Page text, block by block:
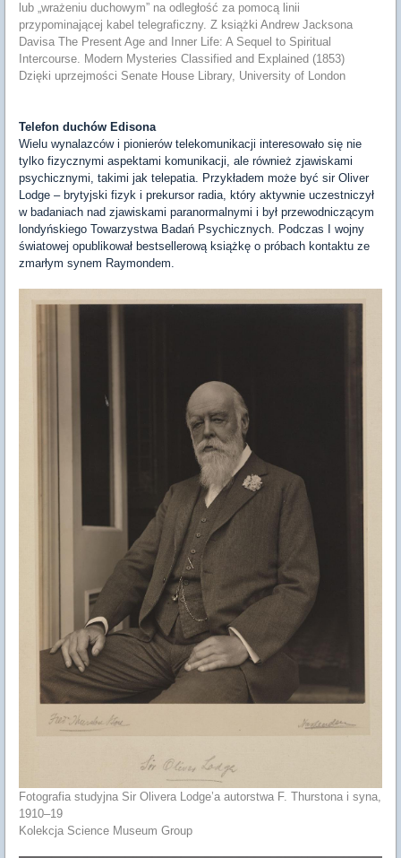
lub „wrażeniu duchowym” na odległość za pomocą linii
przypominającej kabel telegraficzny. Z książki Andrew Jacksona
Davisa The Present Age and Inner Life: A Sequel to Spiritual
Intercourse. Modern Mysteries Classified and Explained (1853)
Dzięki uprzejmości Senate House Library, University of London
Telefon duchów Edisona
Wielu wynalazców i pionierów telekomunikacji interesowało się nie
tylko fizycznymi aspektami komunikacji, ale również zjawiskami
psychicznymi, takimi jak telepatia. Przykładem może być sir Oliver
Lodge – brytyjski fizyk i prekursor radia, który aktywnie uczestniczył
w badaniach nad zjawiskami paranormalnymi i był przewodniczącym
londyńskiego Towarzystwa Badań Psychicznych. Podczas I wojny
światowej opublikował bestsellerową książkę o próbach kontaktu ze
zmarłym synem Raymondem.
Fotografia studyjna Sir Olivera Lodge’a autorstwa F. Thurstona i syna,
1910–19
Kolekcja Science Museum Group